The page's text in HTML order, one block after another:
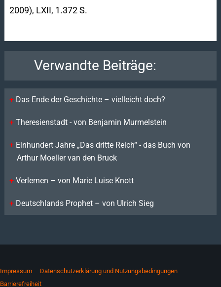
2009), LXII, 1.372 S.
Verwandte Beiträge:
Das Ende der Geschichte – vielleicht doch?
Theresienstadt - von Benjamin Murmelstein
Einhundert Jahre „Das dritte Reich“ - das Buch von
Arthur Moeller van den Bruck
Verlernen – von Marie Luise Knott
Deutschlands Prophet – von Ulrich Sieg
Impressum
Datenschutzerklärung und Nutzungsbedingungen
Barrierefreiheit